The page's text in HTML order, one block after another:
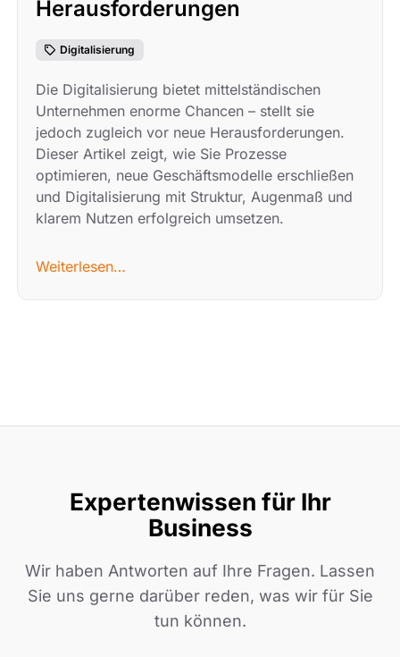
Herausforderungen
Digitalisierung
Die Digitalisierung bietet mittelständischen
Unternehmen enorme Chancen – stellt sie
jedoch zugleich vor neue Herausforderungen.
Dieser Artikel zeigt, wie Sie Prozesse
optimieren, neue Geschäftsmodelle erschließen
und Digitalisierung mit Struktur, Augenmaß und
klarem Nutzen erfolgreich umsetzen.
Weiterlesen…
Expertenwissen für Ihr
Business
Wir haben Antworten auf Ihre Fragen. Lassen
Sie uns gerne darüber reden, was wir für Sie
tun können.